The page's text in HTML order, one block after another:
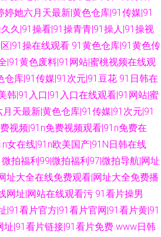
她六月天最新|黄色仓库|91传媒|91
久|91操看|91操青青|91操人|91操视
|91操在线观看 91黄色仓库|91黄色传
|91黄色废料|91网站|蜜桃视频在线观
仓库|91传媒|91次元|91豆花 91日韩在
韩|91入口|91入口在线观看|91网站|蜜
天最新|黄色仓库|91传媒|91次元|91
视频|91n免费视频观看|91n免费在
女在线|91n欧美国产|91N日韩在线
微拍福利99|微拍福利97|微拍导航|网址
址大全在线免费观看|网址大全免费播
网址|网站在线观看污 91看片操男
|91看片官方|91看片官网|91看片黄|91
|91看片链接|91看片免费 www日韩